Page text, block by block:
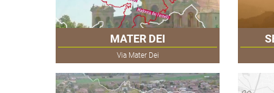
MATER DEI
Via Mater Dei